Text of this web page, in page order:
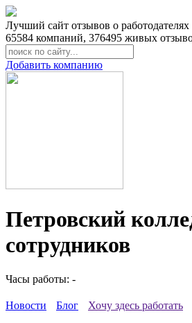
Лучший сайт отзывов о
65584 компаний, 376495 живых
Добавить компанию
Петровский
сотрудников
Часы работы: -
Новости Блог Хочу здесь работать